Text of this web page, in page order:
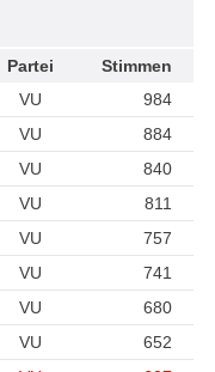
Partei
Stimmen
VU
984
VU
884
VU
840
VU
811
VU
757
VU
741
VU
680
VU
652